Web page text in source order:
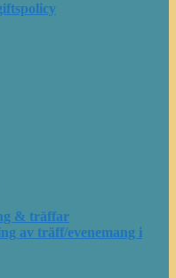
& träffar
av träff/evenemang i